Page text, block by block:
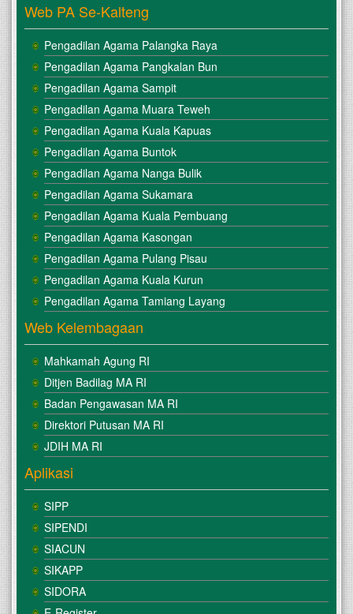
Web PA Se-Kalteng
Pengadilan Agama Palangka Raya
Pengadilan Agama Pangkalan Bun
Pengadilan Agama Sampit
Pengadilan Agama Muara Teweh
Pengadilan Agama Kuala Kapuas
Pengadilan Agama Buntok
Pengadilan Agama Nanga Bulik
Pengadilan Agama Sukamara
Pengadilan Agama Kuala Pembuang
Pengadilan Agama Kasongan
Pengadilan Agama Pulang Pisau
Pengadilan Agama Kuala Kurun
Pengadilan Agama Tamiang Layang
Web Kelembagaan
Mahkamah Agung RI
Ditjen Badilag MA RI
Badan Pengawasan MA RI
Direktori Putusan MA RI
JDIH MA RI
Aplikasi
SIPP
SIPENDI
SIACUN
SIKAPP
SIDORA